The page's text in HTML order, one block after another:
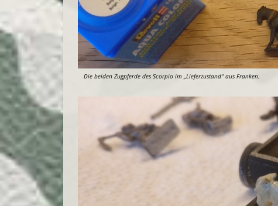
Die beiden Zugpferde des Scorpio im „Lieferzustand“ aus Franken.